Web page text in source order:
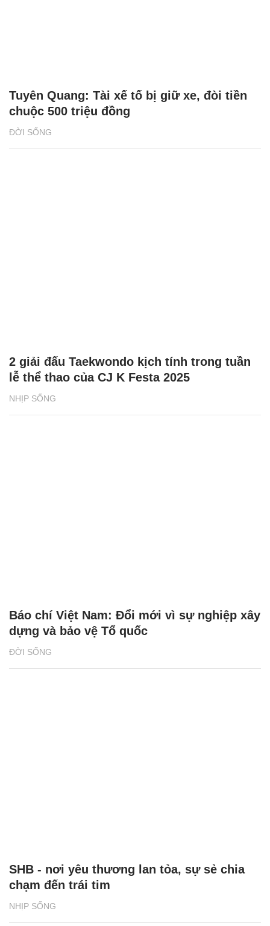
ĐỜI SỐNG
Tuyên Quang: Tài xế tố bị giữ xe, đòi tiền
chuộc 500 triệu đồng
NHỊP SỐNG
2 giải đấu Taekwondo kịch tính trong tuần
lễ thể thao của CJ K Festa 2025
ĐỜI SỐNG
Báo chí Việt Nam: Đổi mới vì sự nghiệp xây
dựng và bảo vệ Tổ quốc
NHỊP SỐNG
SHB - nơi yêu thương lan tỏa, sự sẻ chia
chạm đến trái tim